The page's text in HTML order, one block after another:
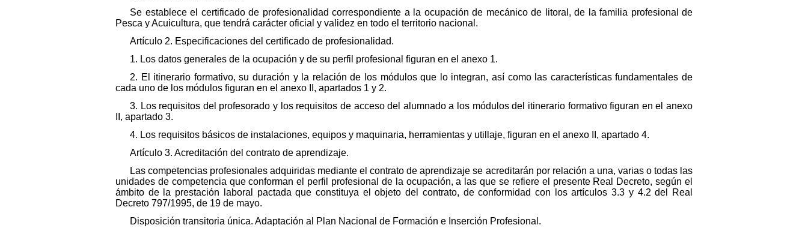
Se establece el certificado de profesionalidad correspondiente a la ocupación de mecánico de litoral, de la familia profesional de
Pesca y Acuicultura, que tendrá carácter oficial y validez en todo el territorio nacional.
Artículo 2. Especificaciones del certificado de profesionalidad.
1. Los datos generales de la ocupación y de su perfil profesional figuran en el anexo 1.
2. El itinerario formativo, su duración y la relación de los módulos que lo integran, así como las características fundamentales de
cada uno de los módulos figuran en el anexo II, apartados 1 y 2.
3. Los requisitos del profesorado y los requisitos de acceso del alumnado a los módulos del itinerario formativo figuran en el anexo
II, apartado 3.
4. Los requisitos básicos de instalaciones, equipos y maquinaria, herramientas y utillaje, figuran en el anexo II, apartado 4.
Artículo 3. Acreditación del contrato de aprendizaje.
Las competencias profesionales adquiridas mediante el contrato de aprendizaje se acreditarán por relación a una, varias o todas las
unidades de competencia que conforman el perfil profesional de la ocupación, a las que se refiere el presente Real Decreto, según el
ámbito de la prestación laboral pactada que constituya el objeto del contrato, de conformidad con los artículos 3.3 y 4.2 del Real
Decreto 797/1995, de 19 de mayo.
Disposición transitoria única. Adaptación al Plan Nacional de Formación e Inserción Profesional.